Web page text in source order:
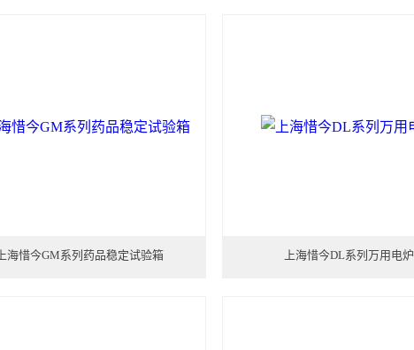
上海惜今GM系列药品稳定试验箱 上海惜今DL系列万用电炉